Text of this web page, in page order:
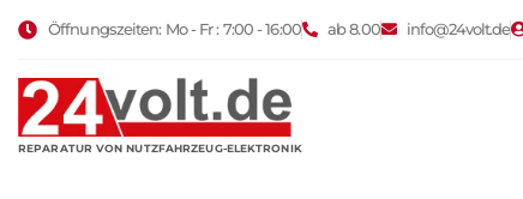
Öffnungszeiten: Mo - Fr : 7:00 - 16:00 ab 8.00 info@24volt.de
REPARATUR VON NUTZFAHRZEUG-ELEKTRONIK